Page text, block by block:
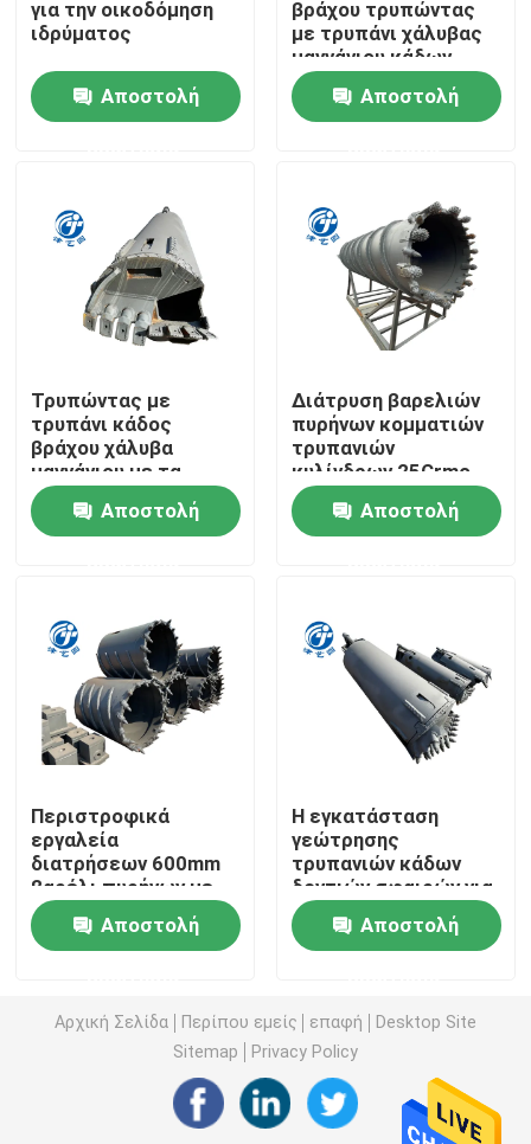
Περίπου εμείς
Ποιοτικός έλεγχος
Μας ελάτε σε επαφή με
Περιπτώσεις
Τρυπώντας με τρυπάνι κάδος
Συσσώρευση φραγμών του Kelly
επένδυση με τσιμέντο στη διάτρυση
Καθαρίστε έξω το τρυπάνι
διαχωριστής λάσπης
Αρπαγή σφυριών
για την οικοδόμηση
ιδρύματος
Αποστολή
βράχου τρυπώντας
με τρυπάνι χάλυβας
μαγγάνιου κάδων
υψηλής αντοχής
Αποστολή
Τρυπώντας με
τρυπάνι κάδος
βράχου χάλυβα
μαγγάνιου με τα
δόντια υψηλής
αντοχήςΑποστολή
Διάτρυση βαρελιών
πυρήνων κομματιών
τρυπανιών
κυλίνδρων 25Crmo
για τα μέρη
μηχανημάτων
κατασκευής
Αποστολή
Περιστροφικά
εργαλεία
διατρήσεων 600mm
βαρέλι πυρήνων με
τα δόντια σφαιρών
Αποστολή
Η εγκατάσταση
γεώτρησης
τρυπανιών κάδων
δοντιών σφαιρών για
άντεξε τη μηχανή
σωρών Αποστολή
Αρχική Σελίδα Περίπου εμείς επαφή
Desktop Site
Sitemap
Privacy Policy